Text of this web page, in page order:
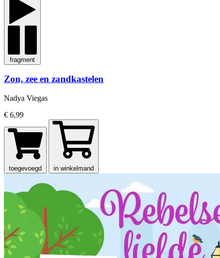
fragment
Zon, zee en zandkastelen
Nadya Viegas
€ 6,99
toegevoegd in winkelmand